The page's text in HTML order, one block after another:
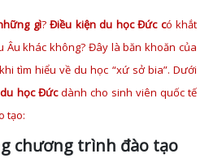
gì? Điều kiện du học Đức có khắt
Âu khác không? Đây là băn khoăn của
tìm hiểu về du học “xứ sở bia”. Dưới
học Đứcdành cho sinh viên quốc tế
tạo:
chương trình đào tạo